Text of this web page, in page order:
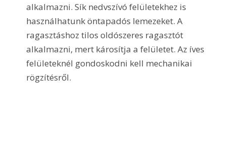
alkalmazni. Sík nedvszívó felületekhez is
használhatunk öntapadós lemezeket. A
ragasztáshoz tilos oldószeres ragasztót
alkalmazni, mert károsítja a felületet. Az íves
felületeknél gondoskodni kell mechanikai
rögzítésről.